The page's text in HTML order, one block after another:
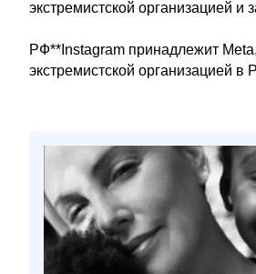
экстремистской организацией и
РФ**Instagram принадлежит
экстремистской организацией в